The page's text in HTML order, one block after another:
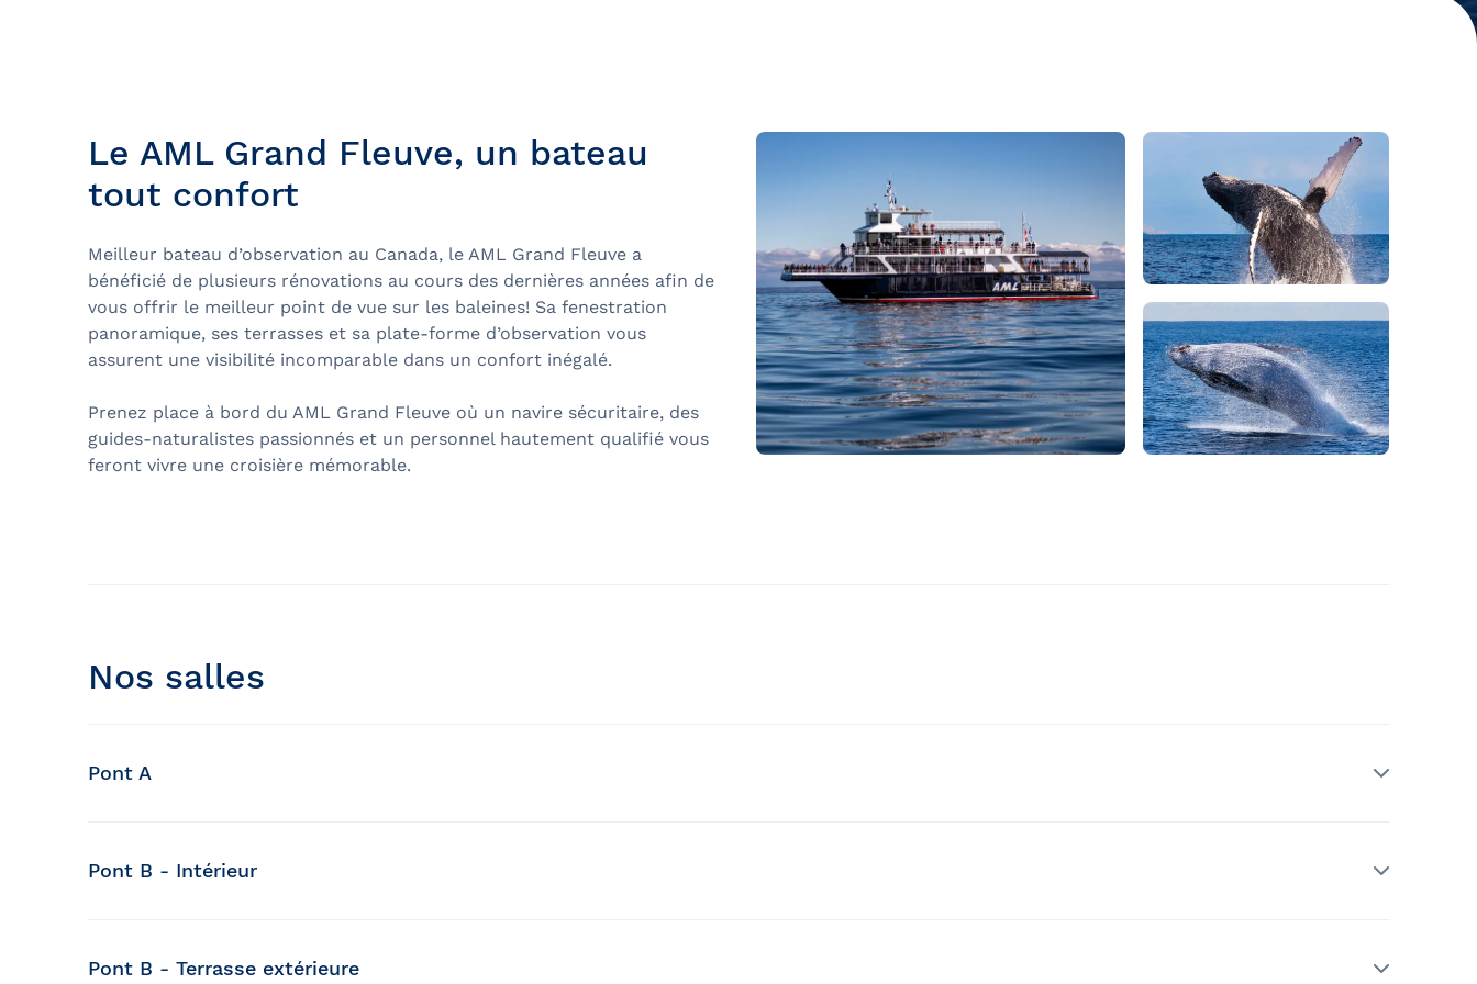
Croisière de soir
Croisières entre Montréal, Québec et
Tadoussac
Croisière de Noël
Croisière aux petits pingouins
Navette fluviale
Le AML Grand Fleuve, un bateau
tout confort
Meilleur bateau d’observation au Canada, le AML Grand Fleuve a
bénéficié de plusieurs rénovations au cours des dernières années afin de
vous offrir le meilleur point de vue sur les baleines! Sa fenestration
panoramique, ses terrasses et sa plate-forme d’observation vous
assurent une visibilité incomparable dans un confort inégalé.
Prenez place à bord du AML Grand Fleuve où un navire sécuritaire, des
guides-naturalistes passionnés et un personnel hautement qualifié vous
feront vivre une croisière mémorable.
Nos salles
Pont A
94 places style banquet (jusqu'à 124 places pour les groupes)
Pont B - Intérieur
50 places style banquet
Pont B - Terrasse extérieure